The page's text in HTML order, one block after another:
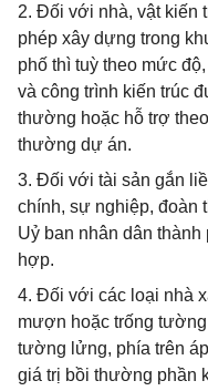
2. Đối với nhà, vật kiến
phép xây dựng trong
phố thì tuỳ theo mức
và công trình kiến trúc
thường hoặc hỗ trợ
thường dự án.
3. Đối với tài sản gắn
chính, sự nghiệp, đoàn
Uỷ ban nhân dân
hợp.
4. Đối với các loại nhà
mượn hoặc trống
tường lửng, phía trên
giá trị bồi thường phần